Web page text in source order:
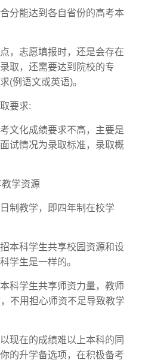
分能达到各自省份的高考本
，志愿填报时，还是会存在
取，还需要达到院校的专
(例语文或英语)。
要求:
文化成绩要求不高，主要是
试情况为录取标准，录取概
学资源
制教学，即四年制在校学
本科学生共享校园资源和设
学生是一样的。
科学生共享师资力量，教师
不用担心师资不足导致教学
现在的成绩难以上本科的同
的升学备选项，在积极备考